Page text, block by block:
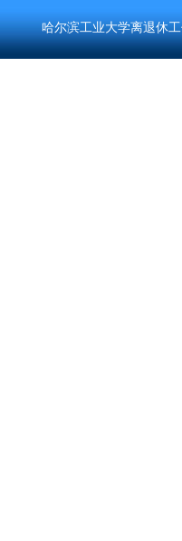
哈尔滨工业大学离退休